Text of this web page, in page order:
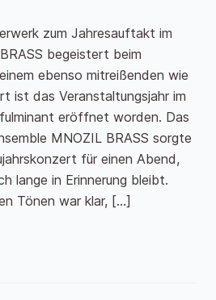
zum Jahresauftakt im
begeistert beim
ebenso mitreißenden wie
ist das Veranstaltungsjahr im
eröffnet worden. Das
MNOZIL BRASS sorgte
für einen Abend,
lange in Erinnerung bleibt.
Tönen war klar, […]